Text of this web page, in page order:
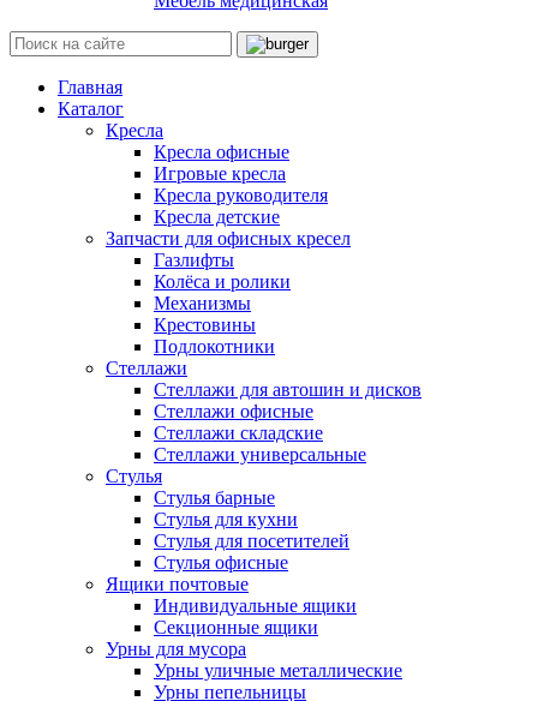
Главная
Каталог
Кресла
Кресла офисные
Игровые кресла
Кресла руководителя
Кресла детские
Запчасти для офисных кресел
Газлифты
Колёса и ролики
Механизмы
Крестовины
Подлокотники
Стеллажи
Стеллажи для автошин и дисков
Стеллажи офисные
Стеллажи складские
Стеллажи универсальные
Стулья
Стулья барные
Стулья для кухни
Стулья для посетителей
Стулья офисные
Ящики почтовые
Индивидуальные ящики
Секционные ящики
Урны для мусора
Урны уличные металлические
Урны пепельницы